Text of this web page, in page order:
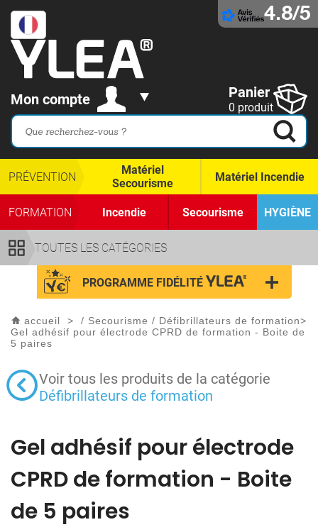
4.8/5
Mon compte Panier
0 produit
TOUTES LES CATÉGORIES
PRÉVENTION
Matériel
Secourisme
Matériel Incendie
FORMATION Incendie Secourisme HYGIÈNE
PROGRAMME FIDÉLITÉ
accueil > / Secourisme / Défibrillateurs de formation>
Gel adhésif pour électrode CPRD de formation - Boite de
5 paires
Voir tous les produits de la catégorie
Défibrillateurs de formation
Gel adhésif pour électrode
CPRD de formation - Boite
de 5 paires